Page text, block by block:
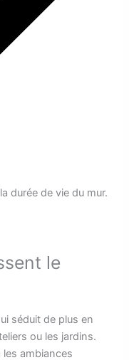
durée de vie du mur.
le
séduit de plus en
ou les jardins.
les ambiances